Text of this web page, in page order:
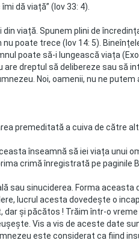
dă viață” (Iov 33: 4).
viață. Spunem plini de
poate trece (Iov 14: 5).
poate să-i lungească viața
are dreptul să delibereze sau să
Noi, oamenii, nu ne
premeditată a cuiva de către
înseamnă să iei viața unui
crimă înregistrată pe
sau sinuciderea. Forma
lucrul acesta dovedește o
dar și păcătos ! Trăim într-o
Vis a vis de aceste date
este considerat ca fiind